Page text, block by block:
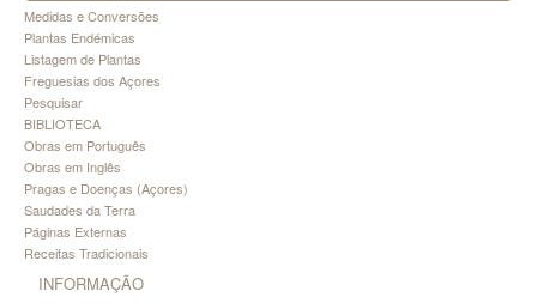
Medidas e Conversões
Plantas Endémicas
Listagem de Plantas
Freguesias dos Açores
Pesquisar
BIBLIOTECA
Obras em Português
Obras em Inglês
Pragas e Doenças (Açores)
Saudades da Terra
Páginas Externas
Receitas Tradicionais
INFORMAÇÃO